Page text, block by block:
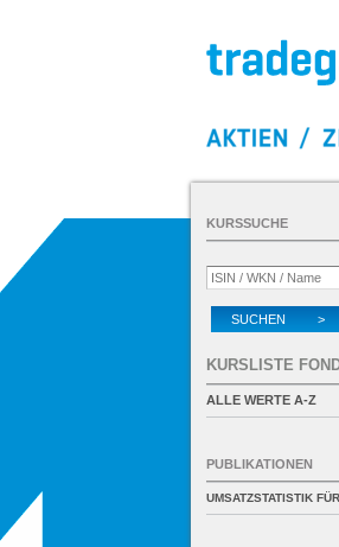
KURSSUCHE
SUCHEN >
KURSLISTE
ALLE WERTE A-Z
PUBLIKATIONEN
UMSATZSTATISTIK FÜR